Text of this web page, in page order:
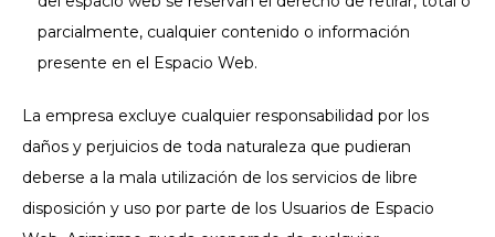
parcialmente, cualquier contenido o información
presente en el Espacio Web.
La empresa excluye cualquier responsabilidad por los
daños y perjuicios de toda naturaleza que pudieran
deberse a la mala utilización de los servicios de libre
disposición y uso por parte de los Usuarios de Espacio